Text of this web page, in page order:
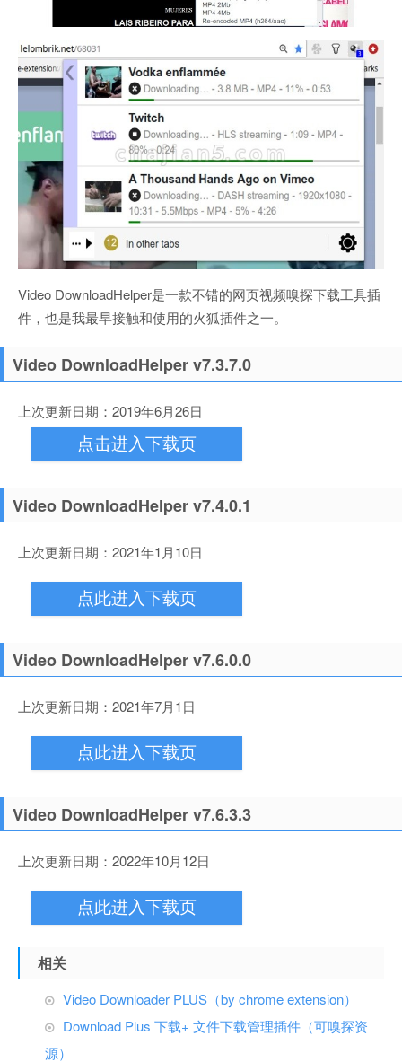
Video DownloadHelper是一款不错的网页视频嗅探下载工具插
件，也是我最早接触和使用的火狐插件之一。
Video DownloadHelper v7.3.7.0
上次更新日期：2019年6月26日
点击进入下载页
Video DownloadHelper v7.4.0.1
上次更新日期：2021年1月10日
点此进入下载页
Video DownloadHelper v7.6.0.0
上次更新日期：2021年7月1日
点此进入下载页
Video DownloadHelper v7.6.3.3
上次更新日期：2022年10月12日
点此进入下载页
相关
Video Downloader PLUS（by chrome extension）
Download Plus 下载+ 文件下载管理插件（可嗅探资
源）